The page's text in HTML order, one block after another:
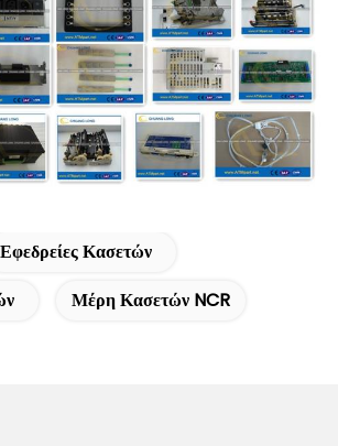
Εφεδρείες Κασετών
Μέρη Κασετών NCR